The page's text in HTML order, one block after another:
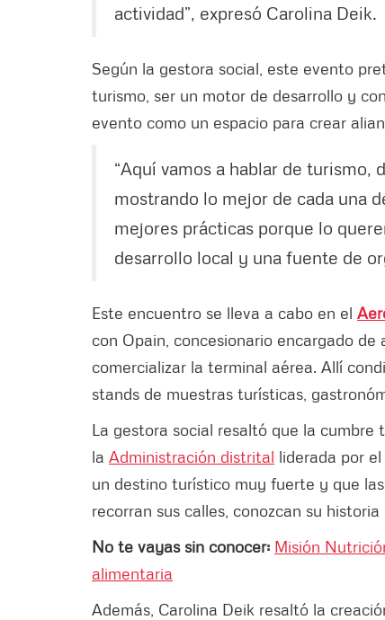
actividad”, expresó Carolina Deik.
Según la gestora social, este evento
turismo, ser un motor de desarrollo y
evento como un espacio para crear
“Aquí vamos a hablar de
mostrando lo mejor de cada una
mejores prácticas porque lo
desarrollo local y una fuente de
Este encuentro se lleva a cabo en el
con Opain, concesionario encargado
comercializar la terminal aérea. Allí
stands de muestras turísticas,
La gestora social resaltó que la
la Administración distrital liderada por
un destino turístico muy fuerte y que
recorran sus calles, conozcan su
No te vayas sin conocer: Misión
alimentaria
Además, Carolina Deik resaltó la